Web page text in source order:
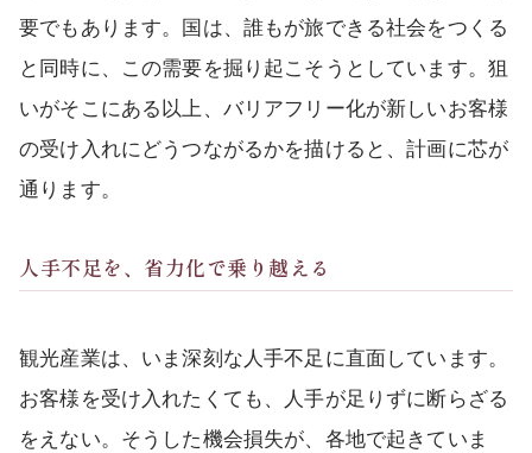
要でもあります。国は、誰もが旅できる社会をつくる
と同時に、この需要を掘り起こそうとしています。狙
いがそこにある以上、バリアフリー化が新しいお客様
の受け入れにどうつながるかを描けると、計画に芯が
通ります。
人手不足を、省力化で乗り越える
観光産業は、いま深刻な人手不足に直面しています。
お客様を受け入れたくても、人手が足りずに断らざる
をえない。そうした機会損失が、各地で起きていま